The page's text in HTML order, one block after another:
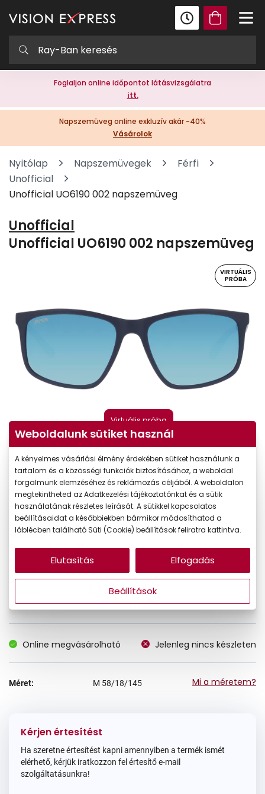
Foglaljon online időpontot látásvizsgálatra
itt.
Napszemüveg online exkluzív akár -40%
Vásárolok
Nyitólap Napszemüvegek
Férfi
Unofficial
Unofficial UO6190 002 napszemüveg
Unofficial
Unofficial UO6190 002 napszemüveg
VIRTUÁLIS
PRÓBA
Virtuális próba
-35%
19.790 Ft
12.864 Ft
Online megvásárolható Jelenleg nincs készleten
Méret: M 58/18/145 Mi a méretem?
Kérjen értesítést
Ha szeretne értesítést kapni amennyiben a termék ismét
elérhető, kérjük iratkozzon fel értesítő e-mail
szolgáltatásunkra!
Weboldalunk sütiket használ
A kényelmes vásárlási élmény érdekében sütiket használunk a
tartalom és a közösségi funkciók biztosításához, a weboldal
forgalmunk elemzéséhez és reklámozás céljából. A weboldalon
megtekintheted az Adatkezelési tájékoztatónkat és a sütik
használatának részletes leírását. A sütikkel kapcsolatos
beállításaidat a későbbiekben bármikor módosíthatod a
láblécben található Süti (Cookie) beállítások feliratra kattintva.
Beállítások
Elutasítás Elfogadás